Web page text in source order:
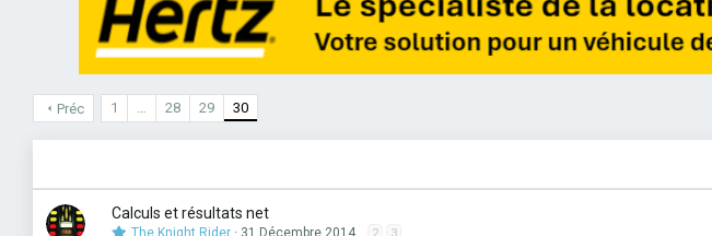
Préc 1 28 29 30
Calculs et résultats net
The Knight Rider 31 Décembre 2014 2 3